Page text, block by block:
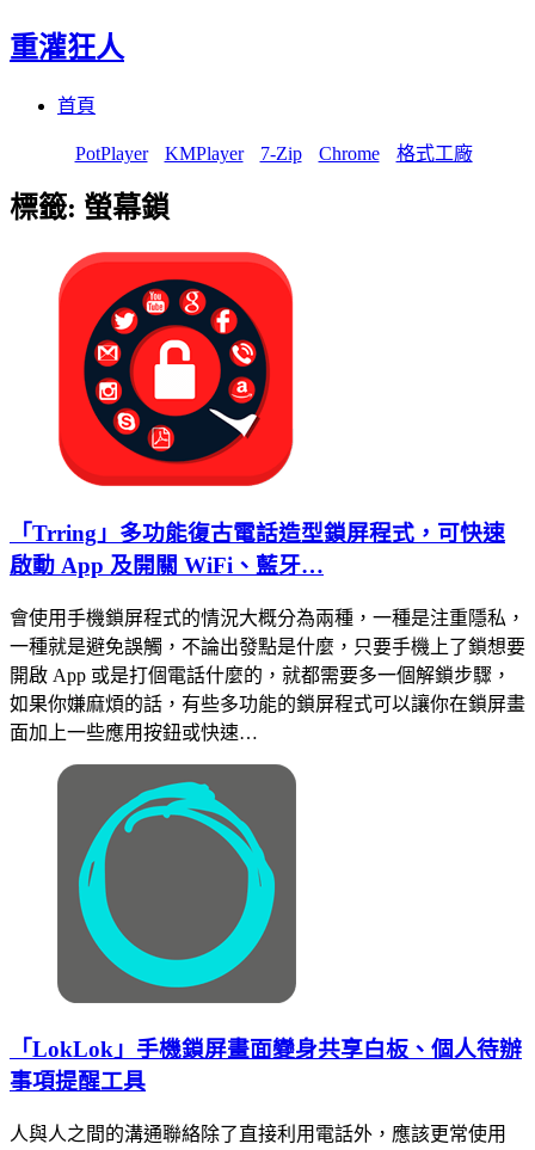
重灌狂人
首頁
PotPlayer KMPlayer 7-Zip Chrome 格式工廠
標籤: 螢幕鎖
「Trring」多功能復古電話造型鎖屏程式，可快速
啟動 App 及開關 WiFi、藍牙…
會使用手機鎖屏程式的情況大概分為兩種，一種是注重隱私，
一種就是避免誤觸，不論出發點是什麼，只要手機上了鎖想要
開啟 App 或是打個電話什麼的，就都需要多一個解鎖步驟，
如果你嫌麻煩的話，有些多功能的鎖屏程式可以讓你在鎖屏畫
面加上一些應用按鈕或快速…
「LokLok」手機鎖屏畫面變身共享白板、個人待辦
事項提醒工具
人與人之間的溝通聯絡除了直接利用電話外，應該更常使用